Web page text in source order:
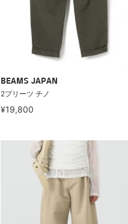
BEAMS JAPAN
2プリーツ チノ
¥19,800